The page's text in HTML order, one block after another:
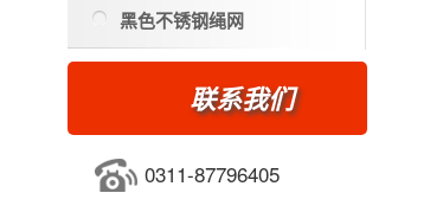
黑色不锈钢绳网
联系我们
0311-87796405